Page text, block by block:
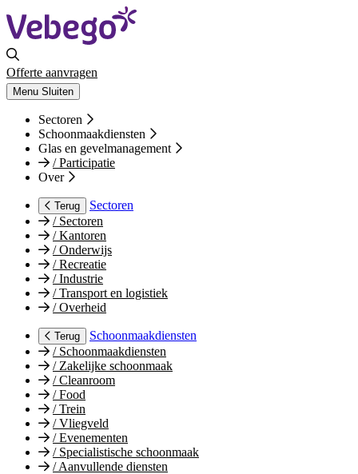
Offerte aanvragen
Menu Sluiten
Sectoren
Schoonmaakdiensten
Glas en gevelmanagement
/Participatie
Over
Terug
Sectoren
/Sectoren
/Kantoren
/Onderwijs
/Recreatie
/Industrie
/Transport en logistiek
/Overheid
Terug
Schoonmaakdiensten
/Schoonmaakdiensten
/Zakelijke schoonmaak
/Cleanroom
/Food
/Trein
/Vliegveld
/Evenementen
/Specialistische schoonmaak
/Aanvullende diensten